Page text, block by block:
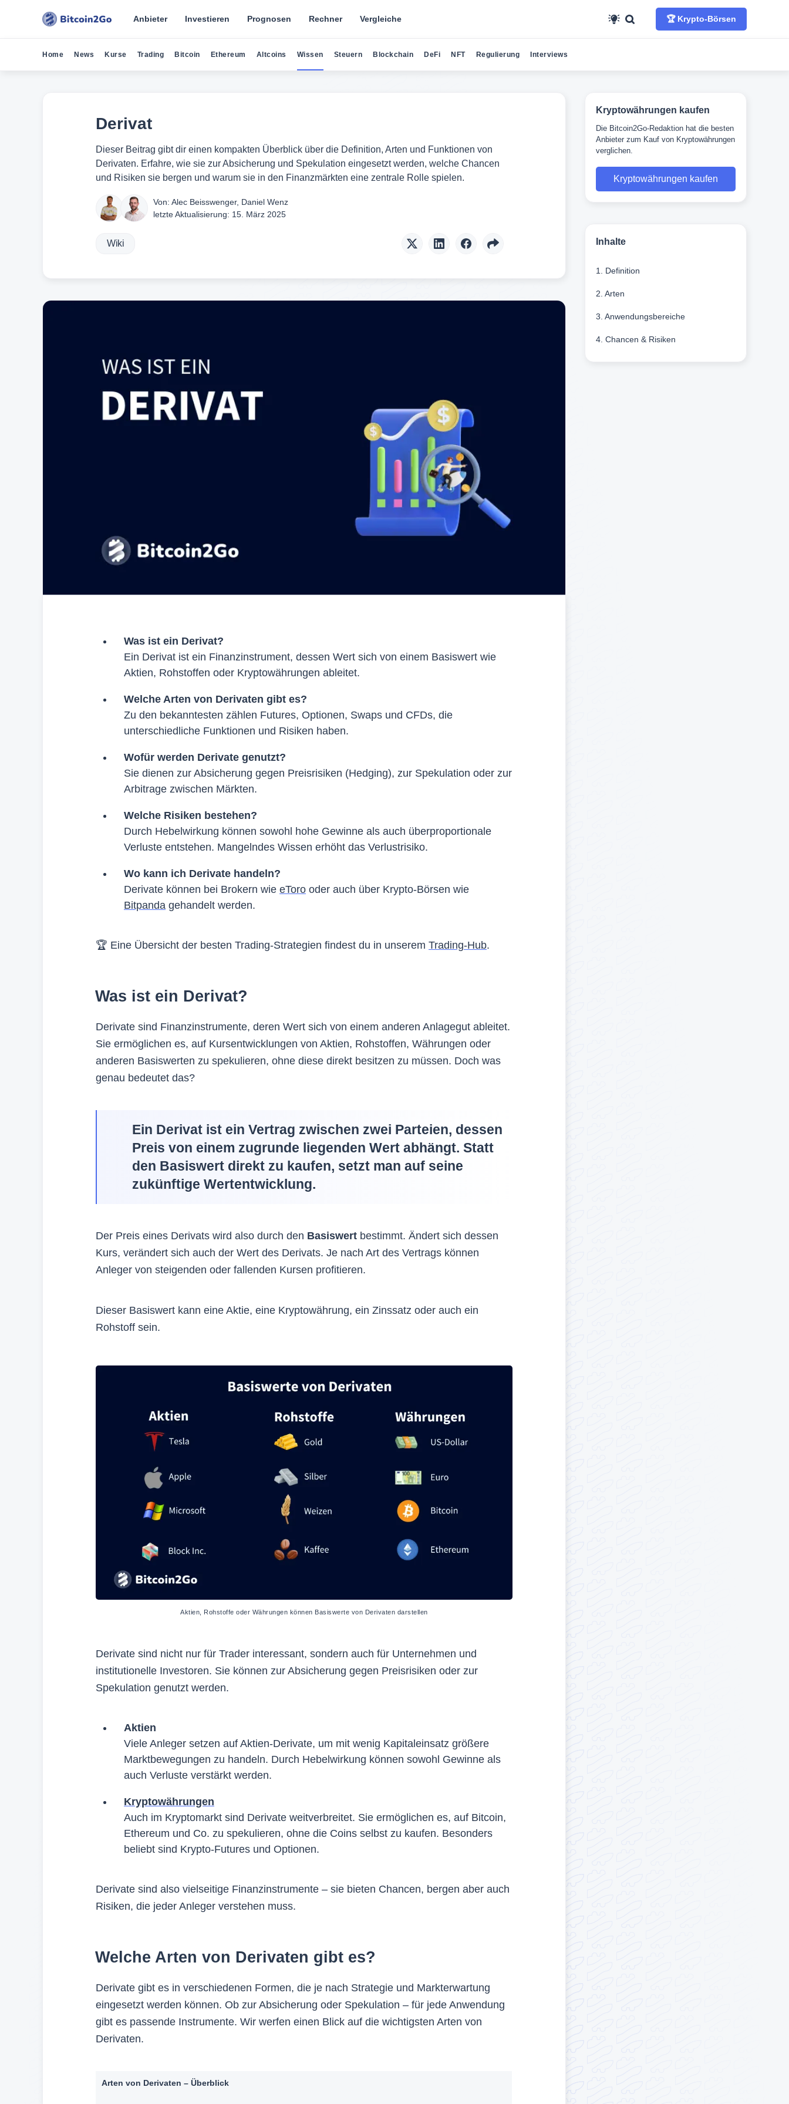
Anbieter Investieren Prognosen Rechner Vergleiche 🏆 Krypto-Börsen
Home News Kurse Trading Bitcoin Ethereum Altcoins Wissen Steuern Blockchain DeFi NFT Regulierung Interviews
Derivat
Dieser Beitrag gibt dir einen kompakten Überblick über die Definition, Arten und Funktionen von
Derivaten. Erfahre, wie sie zur Absicherung und Spekulation eingesetzt werden, welche Chancen
und Risiken sie bergen und warum sie in den Finanzmärkten eine zentrale Rolle spielen.
Von: Alec Beisswenger, Daniel Wenz
letzte Aktualisierung: 15. März 2025
Wiki
Was ist ein Derivat?
Ein Derivat ist ein Finanzinstrument, dessen Wert sich von einem Basiswert wie
Aktien, Rohstoffen oder Kryptowährungen ableitet.
Welche Arten von Derivaten gibt es?
Zu den bekanntesten zählen Futures, Optionen, Swaps und CFDs, die
unterschiedliche Funktionen und Risiken haben.
Wofür werden Derivate genutzt?
Sie dienen zur Absicherung gegen Preisrisiken (Hedging), zur Spekulation oder zur
Arbitrage zwischen Märkten.
Welche Risiken bestehen?
Durch Hebelwirkung können sowohl hohe Gewinne als auch überproportionale
Verluste entstehen. Mangelndes Wissen erhöht das Verlustrisiko.
Wo kann ich Derivate handeln?
Derivate können bei Brokern wie eToro oder auch über Krypto-Börsen wie
Bitpanda gehandelt werden.
🏆 Eine Übersicht der besten Trading-Strategien findest du in unserem Trading-Hub.
Was ist ein Derivat?
Derivate sind Finanzinstrumente, deren Wert sich von einem anderen Anlagegut ableitet.
Sie ermöglichen es, auf Kursentwicklungen von Aktien, Rohstoffen, Währungen oder
anderen Basiswerten zu spekulieren, ohne diese direkt besitzen zu müssen. Doch was
genau bedeutet das?
Ein Derivat ist ein Vertrag zwischen zwei Parteien, dessen
Preis von einem zugrunde liegenden Wert abhängt. Statt
den Basiswert direkt zu kaufen, setzt man auf seine
zukünftige Wertentwicklung.
Der Preis eines Derivats wird also durch den Basiswert bestimmt. Ändert sich dessen
Kurs, verändert sich auch der Wert des Derivats. Je nach Art des Vertrags können
Anleger von steigenden oder fallenden Kursen profitieren.
Dieser Basiswert kann eine Aktie, eine Kryptowährung, ein Zinssatz oder auch ein
Rohstoff sein.
Aktien, Rohstoffe oder Währungen können Basiswerte von Derivaten darstellen
Derivate sind nicht nur für Trader interessant, sondern auch für Unternehmen und
institutionelle Investoren. Sie können zur Absicherung gegen Preisrisiken oder zur
Spekulation genutzt werden.
Aktien
Viele Anleger setzen auf Aktien-Derivate, um mit wenig Kapitaleinsatz größere
Marktbewegungen zu handeln. Durch Hebelwirkung können sowohl Gewinne als
auch Verluste verstärkt werden.
Kryptowährungen
Auch im Kryptomarkt sind Derivate weitverbreitet. Sie ermöglichen es, auf Bitcoin,
Ethereum und Co. zu spekulieren, ohne die Coins selbst zu kaufen. Besonders
beliebt sind Krypto-Futures und Optionen.
Derivate sind also vielseitige Finanzinstrumente – sie bieten Chancen, bergen aber auch
Risiken, die jeder Anleger verstehen muss.
Welche Arten von Derivaten gibt es?
Derivate gibt es in verschiedenen Formen, die je nach Strategie und Markterwartung
eingesetzt werden können. Ob zur Absicherung oder Spekulation – für jede Anwendung
gibt es passende Instrumente. Wir werfen einen Blick auf die wichtigsten Arten von
Derivaten.
Arten von Derivaten – Überblick
Kryptowährungen kaufen
Die Bitcoin2Go-Redaktion hat die besten
Anbieter zum Kauf von Kryptowährungen
verglichen.
Kryptowährungen kaufen
Inhalte
1. Definition
2. Arten
3. Anwendungsbereiche
4. Chancen & Risiken